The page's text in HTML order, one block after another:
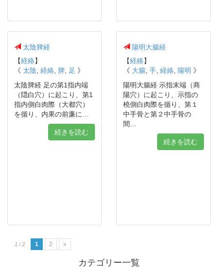
太陰脾経
【経絡】
《 太陰 経絡 脾 足 》
太陰脾経 足の第1指内端
（隠白穴）に起こり、第1
指内側白肉際（大都穴）
を循り、内果の前廉に…
続きを読む
陽明大腸経
【経絡】
《 大腸 手 経絡 陽明 》
陽明大腸経 示指末端（商
陽穴）に起こり、示指の
橈側白肉際を循り、第１
中手骨と第２中手骨の
間…
続きを読む
1 / 2 1 2 »
カテゴリー一覧